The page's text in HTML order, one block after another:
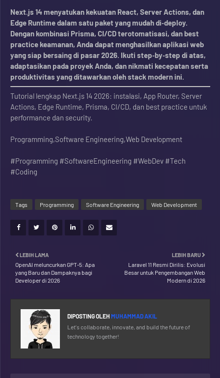
Next.js 14 menyatukan kekuatan React, Server Actions, dan
Edge Runtime dalam satu paket yang mudah di‑deploy.
Dengan kombinasi Prisma, CI/CD terotomatisasi, dan best
practice keamanan, Anda dapat menghasilkan aplikasi web
yang siap bersaing di pasar 2026. Ikuti step‑by‑step di atas,
adaptasikan pada proyek Anda, dan nikmati kecepatan serta
produktivitas yang ditawarkan oleh stack modern ini.
Tutorial lengkap Next.js 14 2026: instalasi, App Router, Server
Actions, Edge Runtime, Prisma, CI/CD, dan best practice untuk
performance dan security.
Programming,Software Engineering,Web Development
#Programming #SoftwareEngineering #WebDev #Tech
#Coding
Tags Programming Software Engineering Web Development
LEBIH BARU
Laravel 11 Resmi Dirilis: Evolusi
Besar untuk Pengembangan Web
Modern di 2026
LEBIH LAMA
OpenAI meluncurkan GPT‑5: Apa
yang Baru dan Dampaknya bagi
Developer di 2026
DIPOSTING OLEH MUHAMMAD AKIL
Let's collaborate, innovate, and build the future of
technology together!